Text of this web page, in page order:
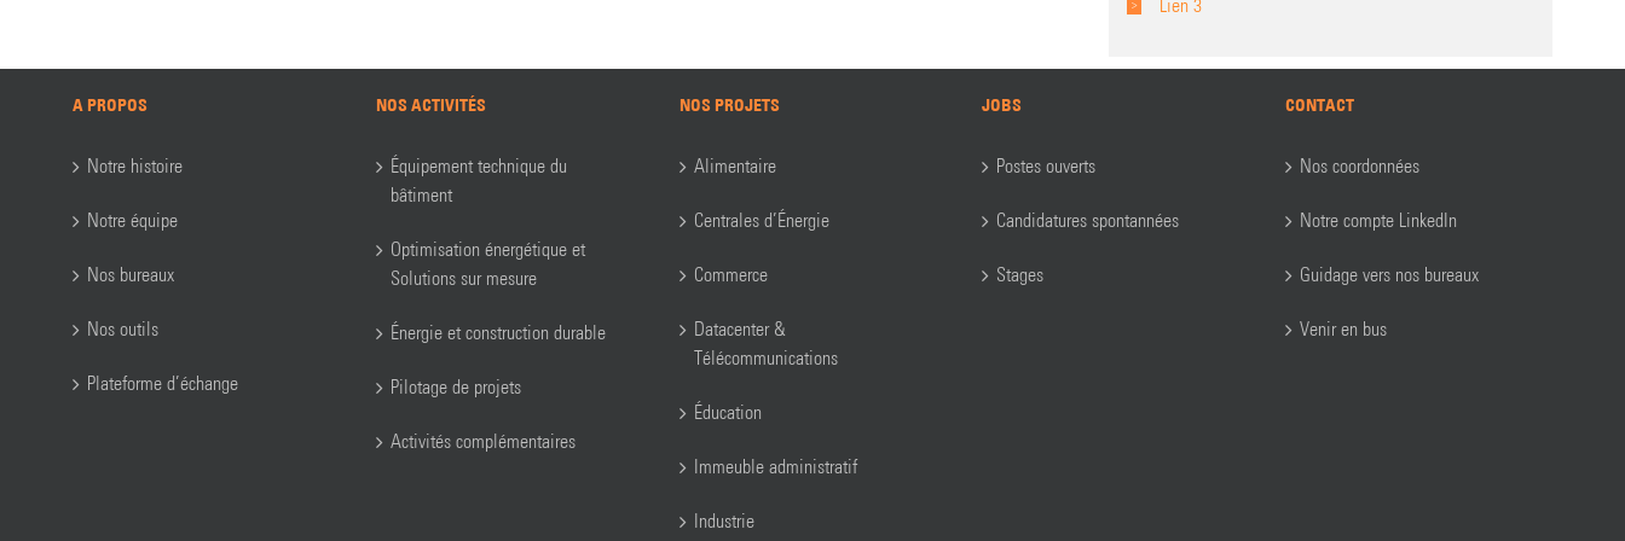
Lien 3
A PROPOS
Notre histoire
Notre équipe
Nos bureaux
Nos outils
Plateforme d’échange
NOS ACTIVITÉS
Équipement technique du
bâtiment
Optimisation énergétique et
Solutions sur mesure
Énergie et construction durable
Pilotage de projets
Activités complémentaires
NOS PROJETS
Alimentaire
Centrales d’Énergie
Commerce
Datacenter &
Télécommunications
Éducation
Immeuble administratif
Industrie
JOBS
Postes ouverts
Candidatures spontannées
Stages
CONTACT
Nos coordonnées
Notre compte LinkedIn
Guidage vers nos bureaux
Venir en bus